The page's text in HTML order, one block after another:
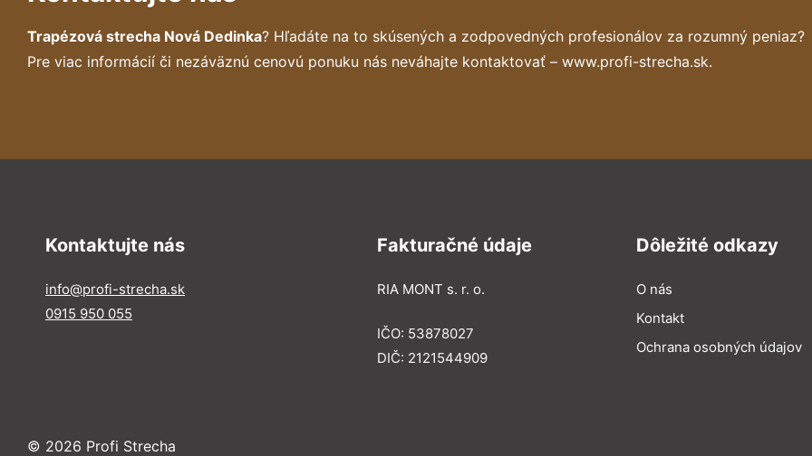
Trapézová strecha Nová Dedinka? Hľadáte na to skúsených a zodpovedných profesionálov za rozumný peniaz?
Pre viac informácií či nezáväznú cenovú ponuku nás neváhajte kontaktovať – www.profi-strecha.sk.
Kontaktujte nás
info@profi-strecha.sk
0915 950 055
Fakturačné údaje
RIA MONT s. r. o.
IČO: 53878027
DIČ: 2121544909
Dôležité odkazy
O nás
Kontakt
Ochrana osobných údajov
© 2026 Profi Strecha